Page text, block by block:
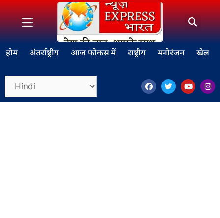
होम अंतर्राष्ट्रीय आज फोकस में राष्ट्रीय मनोरंजन खेल